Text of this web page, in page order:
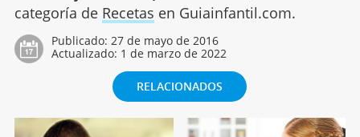
categoría de Recetas en Guiainfantil.com.
Publicado: 27 de mayo de 2016
Actualizado: 1 de marzo de 2022
RELACIONADOS